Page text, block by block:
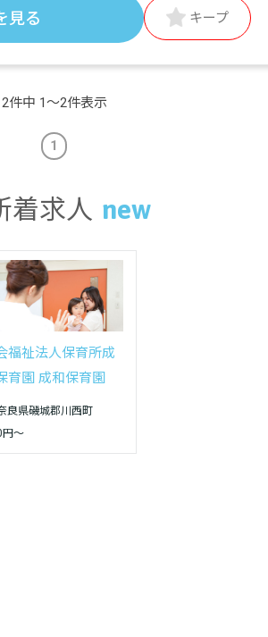
見る キープ
2件中 1〜2件表示
1
着求人
福祉法人保育所成
育園 成和保育園
良県磯城郡川西町
円〜